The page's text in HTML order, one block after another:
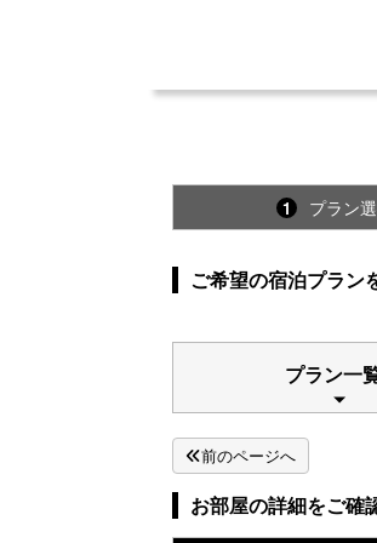
1 プラン
ご希望の宿泊プラン
プラン一
前のページへ
お部屋の詳細をご確